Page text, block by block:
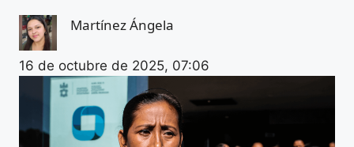
Martínez Ángela
16 de octubre de 2025, 07:06